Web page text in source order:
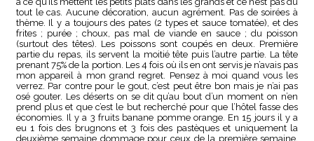
tout le cas. Aucune décoration, aucun agrément. Pas de soirées à
thème. Il y a toujours des pates (2 types et sauce tomatée), et des
frites ; purée ; choux, pas mal de viande en sauce ; du poisson
(surtout des têtes). Les poissons sont coupés en deux. Première
partie du repas, ils servent la moitié tête puis l’autre partie. La tête
prenant 75% de la portion. Les 4 fois où ils en ont servis je n’avais pas
mon appareil à mon grand regret. Pensez à moi quand vous les
verrez. Par contre pour le gout, c’est peut être bon mais je n’ai pas
osé gouter. Les déserts on se dit qu’au bout d’un moment on n’en
prend plus et que c’est le but recherché pour que l’hôtel fasse des
économies. Il y a 3 fruits banane pomme orange. En 15 jours il y a
eu 1 fois des brugnons et 3 fois des pastèques et uniquement la
deuxième semaine dommage pour ceux de la première semaine.